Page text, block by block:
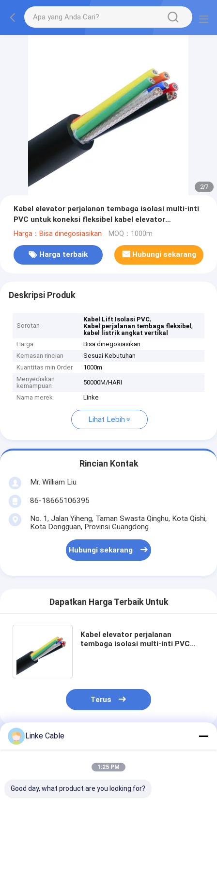
2/7
Kabel elevator perjalanan tembaga isolasi multi-inti
PVC untuk koneksi fleksibel kabel elevator
perjalanan vertikal
Harga：Bisa dinegosiasikan MOQ：1000m
Harga terbaik Hubungi sekarang
Deskripsi Produk
Sorotan
Kabel Lift Isolasi PVC,
Kabel perjalanan tembaga fleksibel,
kabel listrik angkat vertikal
Harga
Bisa dinegosiasikan
Kemasan rincian
Sesuai Kebutuhan
Kuantitas min Order
1000m
Menyediakan
kemampuan
50000M/HARI
Nama merek Linke
Lihat Lebih
Rincian Kontak
Mr. William Liu
86-18665106395
No. 1, Jalan Yiheng, Taman Swasta Qinghu, Kota Qishi,
Kota Dongguan, Provinsi Guangdong
Hubungi sekarang
Dapatkan Harga Terbaik Untuk
Kabel elevator perjalanan
tembaga isolasi multi-inti PVC
Terus
Rekomendasi Produk
Linke Cable
1:25 PM
Good day, what product are you looking for?